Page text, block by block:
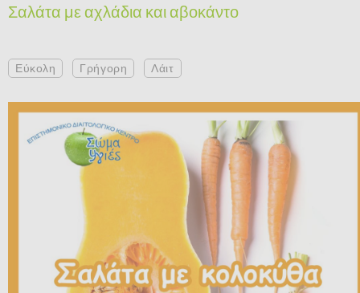
Σαλάτα με αχλάδια και αβοκάντο
Εύκολη Γρήγορη Λάιτ